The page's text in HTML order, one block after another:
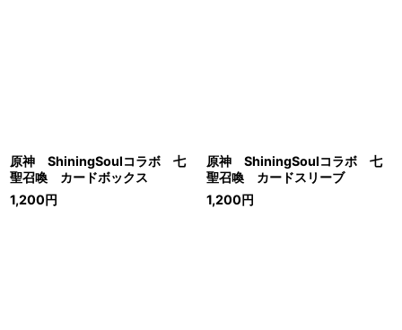
原神 ShiningSoulコラボ 七
聖召喚 カードボックス
1,200円
原神 ShiningSoulコラボ 七
聖召喚 カードスリーブ
1,200円